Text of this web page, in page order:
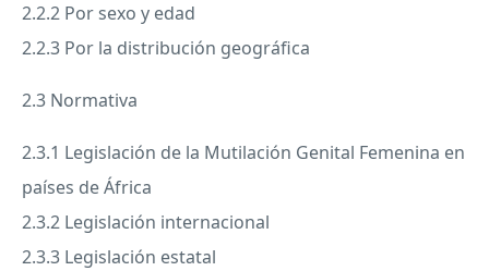
2.2.2 Por sexo y edad
2.2.3 Por la distribución geográfica
2.3 Normativa
2.3.1 Legislación de la Mutilación Genital Femenina en
países de África
2.3.2 Legislación internacional
2.3.3 Legislación estatal